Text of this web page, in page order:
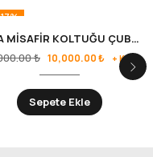
HİSA MİSAFİR KOLTUĞU ÇUBUK AYAK
₺ 10,000.00₺ + KDV
Sepete Ekle